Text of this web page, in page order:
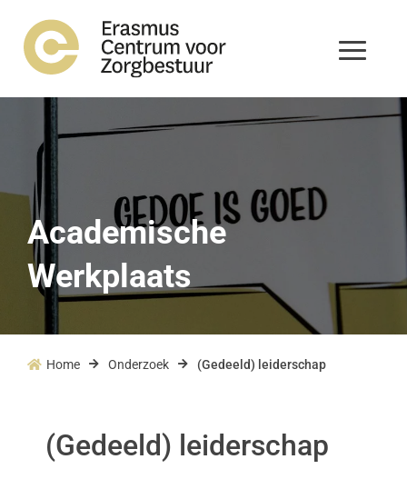
Academische
Werkplaats
 Home  Onderzoek  (Gedeeld) leiderschap
(Gedeeld) leiderschap